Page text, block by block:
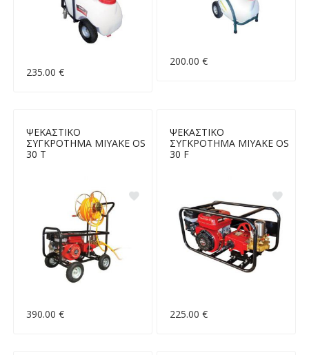
235.00 €
200.00 €
ΨΕΚΑΣΤΙΚΟ
ΣΥΓΚΡΟΤΗΜΑ MIYAKE OS
30 T
390.00 €
ΨΕΚΑΣΤΙΚΟ
ΣΥΓΚΡΟΤΗΜΑ MIYAKE OS
30 F
225.00 €